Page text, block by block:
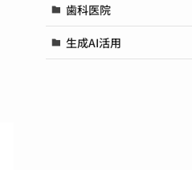
歯科医院
生成AI活用